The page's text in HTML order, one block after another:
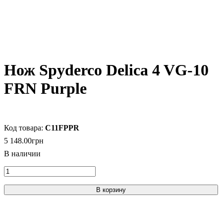
Нож Spyderco Delica 4 VG-10
FRN Purple
C11FPPR
5 148.00грн
В корзину